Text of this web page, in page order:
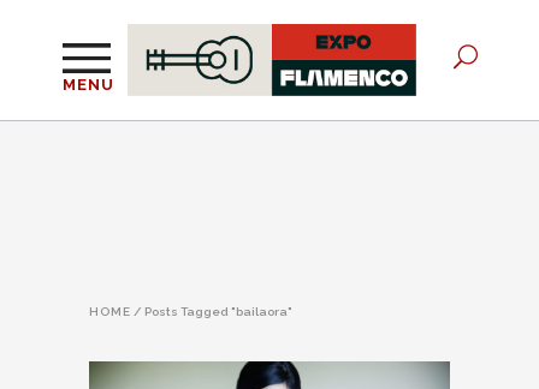
MENU
HOME / Posts Tagged "bailaora"